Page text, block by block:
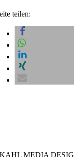
teilen:
KAHL MEDIA